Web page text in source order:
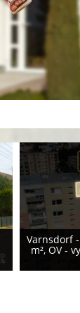
Prodej
m²,